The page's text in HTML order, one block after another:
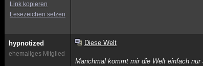
Link kopieren
Lesezeichen setzen
hypnotized
ehemaliges Mitglied
Diese Welt
Manchmal kommt mir die Welt einfach